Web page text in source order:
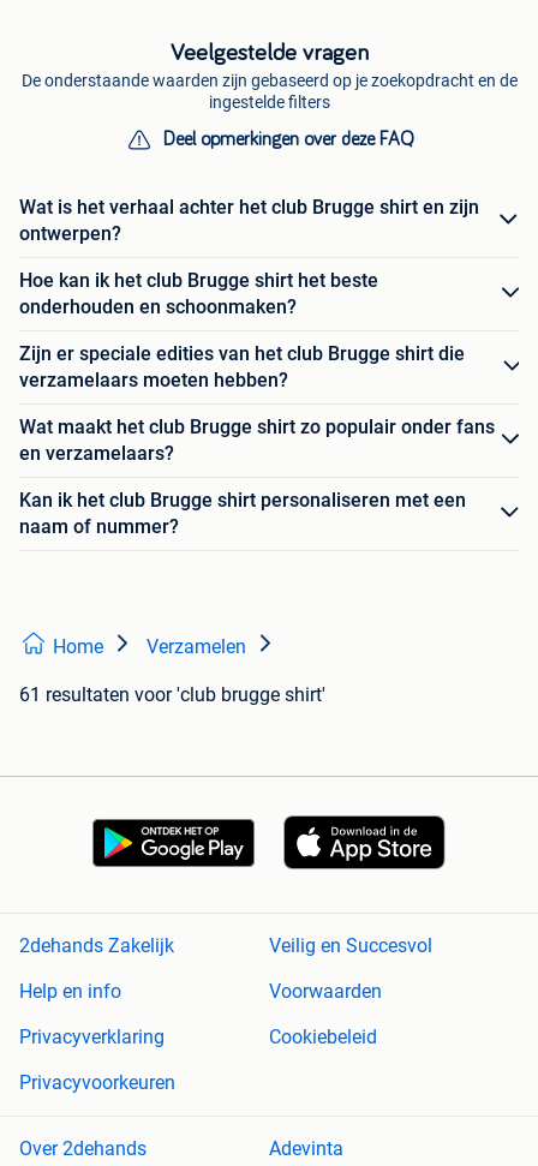
Veelgestelde vragen
De onderstaande waarden zijn gebaseerd op je zoekopdracht en de
ingestelde filters
Deel opmerkingen over deze FAQ
Wat is het verhaal achter het club Brugge shirt en zijn
ontwerpen?
Hoe kan ik het club Brugge shirt het beste
onderhouden en schoonmaken?
Zijn er speciale edities van het club Brugge shirt die
verzamelaars moeten hebben?
Wat maakt het club Brugge shirt zo populair onder fans
en verzamelaars?
Kan ik het club Brugge shirt personaliseren met een
naam of nummer?
Home Verzamelen
61 resultaten voor 'club brugge shirt'
2dehands Zakelijk
Veilig en Succesvol
Help en info
Voorwaarden
Privacyverklaring
Cookiebeleid
Privacyvoorkeuren
Over 2dehands Adevinta